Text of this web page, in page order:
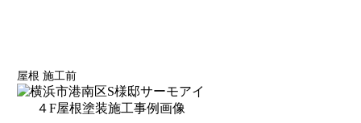
屋根 施工前